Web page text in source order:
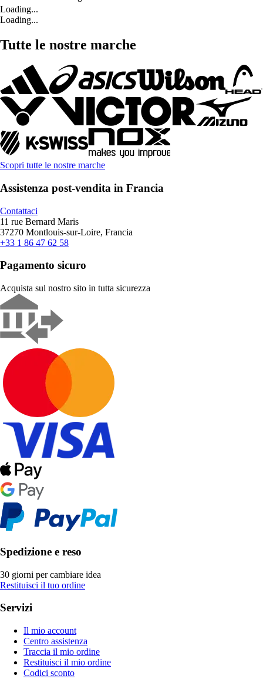
Loading...
Loading...
Tutte le nostre marche
Scopri tutte le nostre marche
Assistenza post-vendita in Francia
Contattaci
11 rue Bernard Maris
37270 Montlouis-sur-Loire, Francia
+33 1 86 47 62 58
Pagamento sicuro
Acquista sul nostro sito in tutta sicurezza
Spedizione e reso
30 giorni per cambiare idea
Restituisci il tuo ordine
Servizi
Il mio account
Centro assistenza
Traccia il mio ordine
Restituisci il mio ordine
Codici sconto